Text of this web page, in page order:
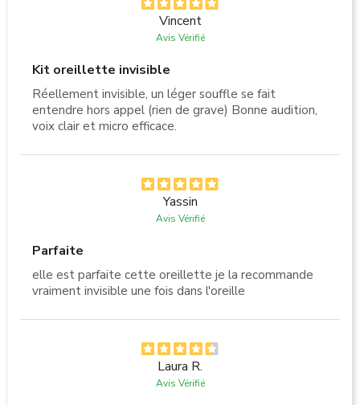
Vincent
Avis Vérifié
Kit oreillette invisible
Réellement invisible, un léger souffle se fait
entendre hors appel (rien de grave) Bonne audition,
voix clair et micro efficace.
Yassin
Avis Vérifié
Parfaite
elle est parfaite cette oreillette je la recommande
vraiment invisible une fois dans l'oreille
Laura R.
Avis Vérifié